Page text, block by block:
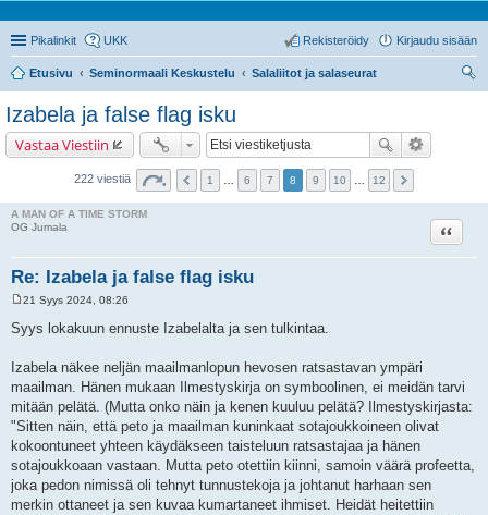
Pikalinkit UKK Kirjaudu sisään
Rekisteröidy
Etusivu Seminormaali Keskustelu
Salaliitot ja salaseurat
Izabela ja false flag isku
Vastaa Viestiin
222 viestiä 1 6 7 8 9 10 12
A MAN OF A TIME STORM
OG Jumala
Re: Izabela ja false flag isku
Lainaa
e
i
21 Syys 2024, 08:26
Syys lokakuun ennuste Izabelalta ja sen tulkintaa.
Izabela näkee neljän maailmanlopun hevosen ratsastavan ympäri
maailman. Hänen mukaan Ilmestyskirja on symboolinen, ei meidän tarvi
mitään pelätä. (Mutta onko näin ja kenen kuuluu pelätä? Ilmestyskirjasta:
"Sitten näin, että peto ja maailman kuninkaat sotajoukkoineen olivat
kokoontuneet yhteen käydäkseen taisteluun ratsastajaa ja hänen
sotajoukkoaan vastaan. Mutta peto otettiin kiinni, samoin väärä profeetta,
joka pedon nimissä oli tehnyt tunnustekoja ja johtanut harhaan sen
merkin ottaneet ja sen kuvaa kumartaneet ihmiset. Heidät heitettiin